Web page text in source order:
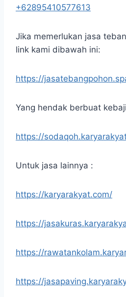
+62895410577613
Jika memerlukan jasa
link kami dibawah ini:
https://
Yang hendak berbuat
https://
Untuk jasa lainnya :
https://karyarakyat.com/
https://
https://
https://